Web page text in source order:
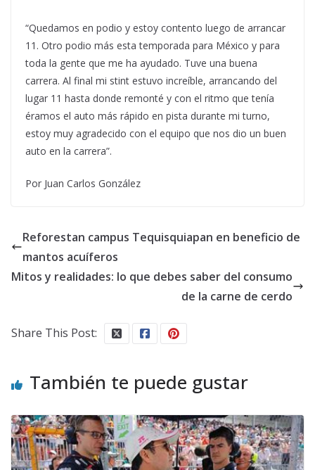
“Quedamos en podio y estoy contento luego de arrancar
11. Otro podio más esta temporada para México y para
toda la gente que me ha ayudado. Tuve una buena
carrera. Al final mi stint estuvo increíble, arrancando del
lugar 11 hasta donde remonté y con el ritmo que tenía
éramos el auto más rápido en pista durante mi turno,
estoy muy agradecido con el equipo que nos dio un buen
auto en la carrera”.
Por Juan Carlos González
Reforestan campus Tequisquiapan en beneficio de
mantos acuíferos
Mitos y realidades: lo que debes saber del consumo
de la carne de cerdo
Share This Post:
También te puede gustar